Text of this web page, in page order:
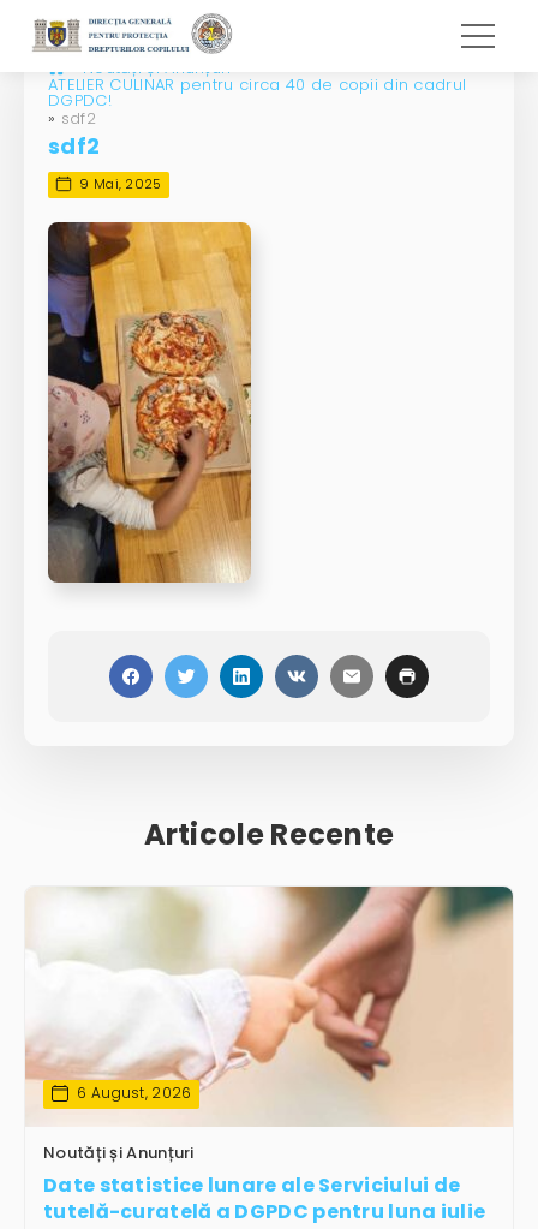
Noutăți și Anunțuri
ATELIER CULINAR pentru circa 40 de copii din cadrul
DGPDC!
» sdf2
sdf2
9 Mai, 2025
Articole Recente
6 August, 2026
Noutăți și Anunțuri
Date statistice lunare ale Serviciului de
tutelă-curatelă a DGPDC pentru luna iulie